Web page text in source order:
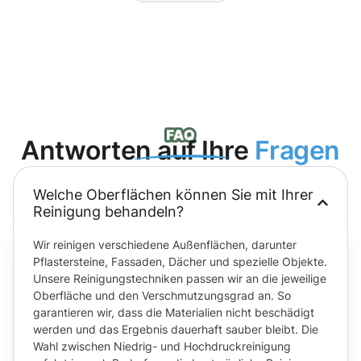
Antworten auf Ihre Fragen
Welche Oberflächen können Sie mit Ihrer
Reinigung behandeln?
Wir reinigen verschiedene Außenflächen, darunter
Pflastersteine, Fassaden, Dächer und spezielle Objekte.
Unsere Reinigungstechniken passen wir an die jeweilige
Oberfläche und den Verschmutzungsgrad an. So
garantieren wir, dass die Materialien nicht beschädigt
werden und das Ergebnis dauerhaft sauber bleibt. Die
Wahl zwischen Niedrig- und Hochdruckreinigung